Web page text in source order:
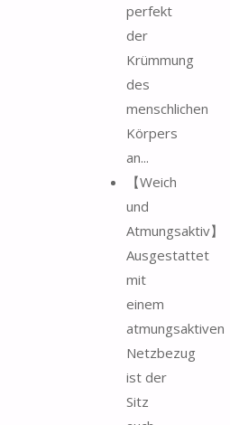
perfekt
der
Krümmung
des
menschlichen
Körpers
an...
【Weich
und
Atmungsaktiv】
Ausgestattet
mit
einem
atmungsaktiven
Netzbezug
ist der
Sitz